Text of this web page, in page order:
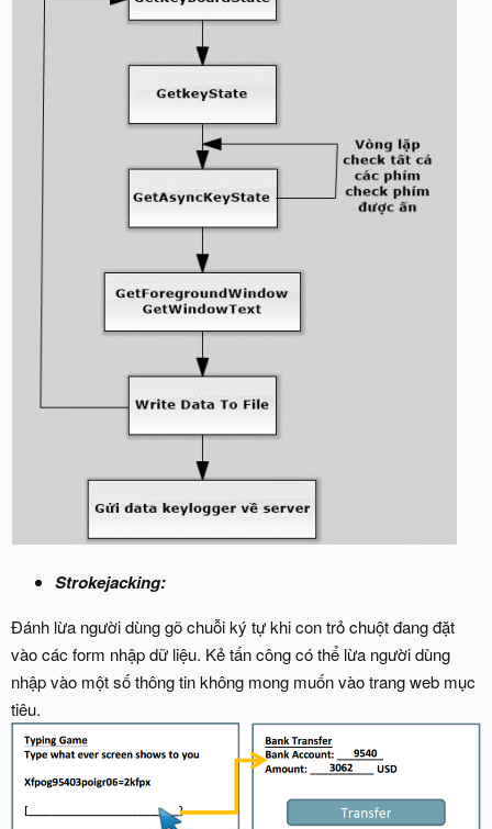
Strokejacking:
Đánh lừa người dùng gõ chuỗi ký tự khi con trỏ chuột đang đặt
vào các form nhập dữ liệu. Kẻ tấn công có thể lừa người dùng
nhập vào một số thông tin không mong muốn vào trang web mục
tiêu.